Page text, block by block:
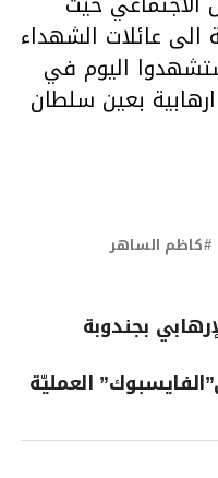
الى عائلات الشهداء
اليوم في
بعين سلطان
كاظم الساهر
بجندوبة
العمليّة